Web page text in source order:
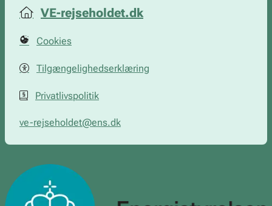
VE-rejseholdet.dk
Cookies
Tilgængelighedserklæring
Privatlivspolitik
ve-rejseholdet@ens.dk